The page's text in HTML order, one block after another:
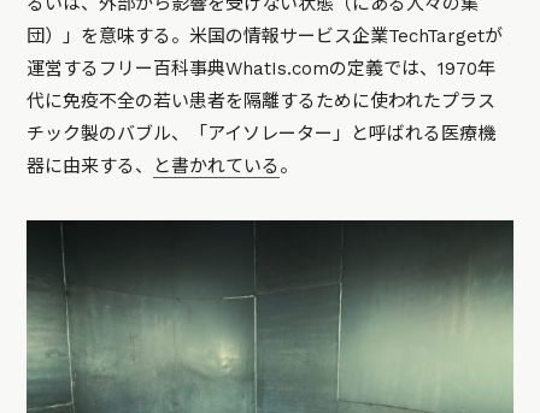
団）」を意味する。米国の情報サービス企業TechTargetが
運営するフリー百科事典WhatIs.comの定義では、1970年
代に免疫不全の若い患者を隔離するために使われたプラス
チック製のバブル、「アイソレーター」と呼ばれる医療機
器に由来する、
と書かれている。